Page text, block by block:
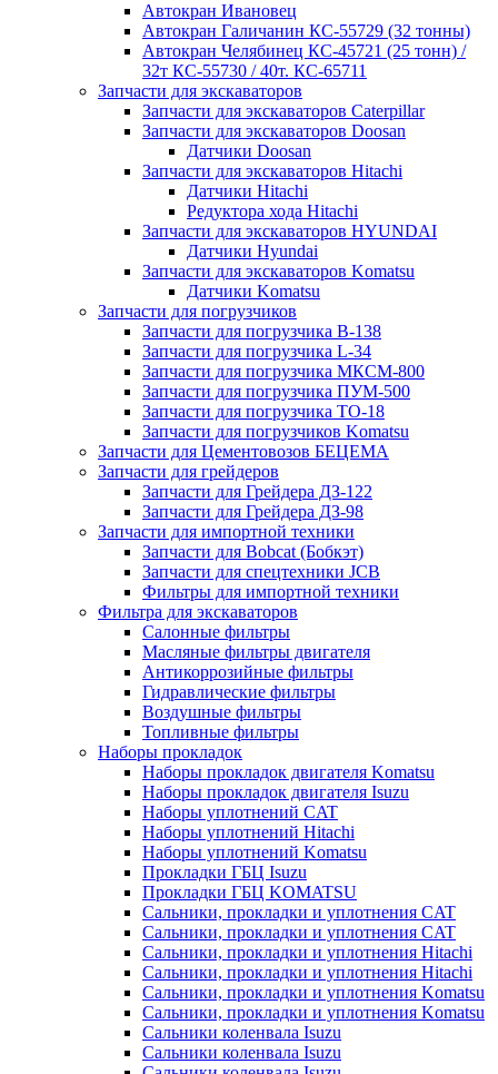
Автокран Ивановец
Автокран Галичанин КС-55729 (32 тонны)
Автокран Челябинец КС-45721 (25 тонн) /
32т КС-55730 / 40т. КС-65711
Запчасти для экскаваторов
Запчасти для экскаваторов Caterpillar
Запчасти для экскаваторов Doosan
Датчики Doosan
Запчасти для экскаваторов Hitachi
Датчики Hitachi
Редуктора хода Hitachi
Запчасти для экскаваторов HYUNDAI
Датчики Hyundai
Запчасти для экскаваторов Komatsu
Датчики Komatsu
Запчасти для погрузчиков
Запчасти для погрузчика B-138
Запчасти для погрузчика L-34
Запчасти для погрузчика МКСМ-800
Запчасти для погрузчика ПУМ-500
Запчасти для погрузчика ТО-18
Запчасти для погрузчиков Komatsu
Запчасти для Цементовозов БЕЦЕМА
Запчасти для грейдеров
Запчасти для Грейдера ДЗ-122
Запчасти для Грейдера ДЗ-98
Запчасти для импортной техники
Запчасти для Bobcat (Бобкэт)
Запчасти для спецтехники JCB
Фильтры для импортной техники
Фильтра для экскаваторов
Салонные фильтры
Масляные фильтры двигателя
Антикоррозийные фильтры
Гидравлические фильтры
Воздушные фильтры
Топливные фильтры
Наборы прокладок
Наборы прокладок двигателя Komatsu
Наборы прокладок двигателя Isuzu
Наборы уплотнений CAT
Наборы уплотнений Hitachi
Наборы уплотнений Komatsu
Прокладки ГБЦ Isuzu
Прокладки ГБЦ KOMATSU
Сальники, прокладки и уплотнения CAT
Сальники, прокладки и уплотнения CAT
Сальники, прокладки и уплотнения Hitachi
Сальники, прокладки и уплотнения Hitachi
Сальники, прокладки и уплотнения Komatsu
Сальники, прокладки и уплотнения Komatsu
Сальники коленвала Isuzu
Сальники коленвала Isuzu